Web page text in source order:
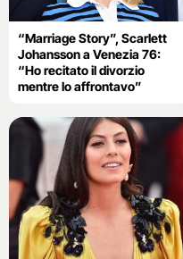
“Marriage Story”, Scarlett
Johansson a Venezia 76:
“Ho recitato il divorzio
mentre lo affrontavo”